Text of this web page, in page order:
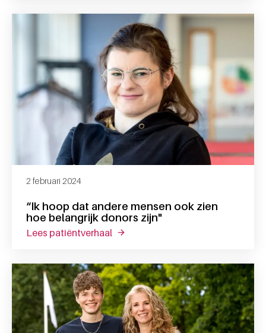
“Ik hoop dat andere mensen ook zien
hoe belangrijk donors zijn"
2 februari 2024
lees patiëntverhaal over “ik hoop dat andere mensen